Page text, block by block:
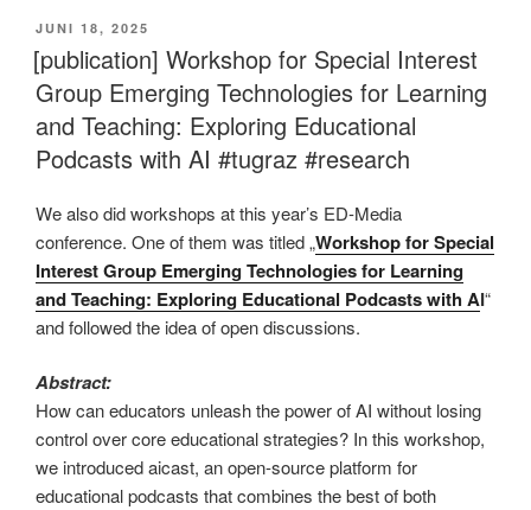
VERÖFFENTLICHT
AM
JUNI 18, 2025
[publication] Workshop for Special Interest
Group Emerging Technologies for Learning
and Teaching: Exploring Educational
Podcasts with AI #tugraz #research
We also did workshops at this year’s ED-Media
conference. One of them was titled „Workshop for Special
Interest Group Emerging Technologies for Learning
and Teaching: Exploring Educational Podcasts with AI“
and followed the idea of open discussions.
Abstract:
How can educators unleash the power of AI without losing
control over core educational strategies? In this workshop,
we introduced aicast, an open-source platform for
educational podcasts that combines the best of both